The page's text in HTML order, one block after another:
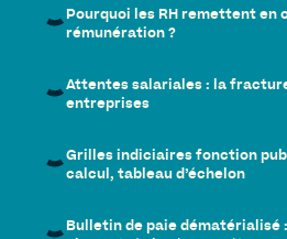
Pourquoi les RH remettent en
rémunération ?
Attentes salariales : la
entreprises
Grilles indiciaires fonction
calcul, tableau d’échelon
Bulletin de paie dématérialisé